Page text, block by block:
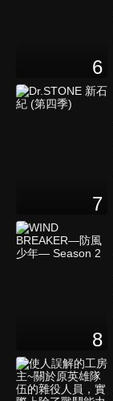
6
7
8